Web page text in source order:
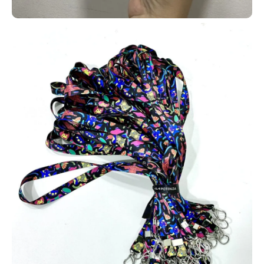
Para identificação e benefícios
estudantis, como meia-entrada em
instituições adotam carteirinhas
escolares em PVC. Em Porto
Nacional, fabricamos esses
cartões com opção de tecnologia
RFID por aproximação ou modelos
convencionais sem tecnologia.
Para escolas e faculdades de Porto Nacional, fabricamos
carteirinhas estudantis em PVC com ou sem tecnologia RFID.
Disponibilizamos vários modelos em nosso site para facilitar a
escolha da instituição.
Peça já o seu projeto! É fácil! Basta entrar em contato pelo
WhatsApp e nossa equipe irá te atender com agilidade,
oferecendo uma assessoria completa em todo o processo de